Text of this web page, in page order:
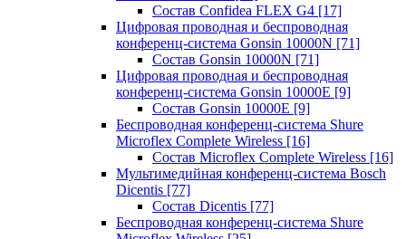
Состав Confidea FLEX G4 [17]
Цифровая проводная и беспроводная
конференц-система Gonsin 10000N [71]
Состав Gonsin 10000N [71]
Цифровая проводная и беспроводная
конференц-система Gonsin 10000E [9]
Состав Gonsin 10000E [9]
Беспроводная конференц-система Shure
Microflex Complete Wireless [16]
Состав Microflex Complete Wireless [16]
Мультимедийная конференц-система Bosch
Dicentis [77]
Состав Dicentis [77]
Беспроводная конференц-система Shure